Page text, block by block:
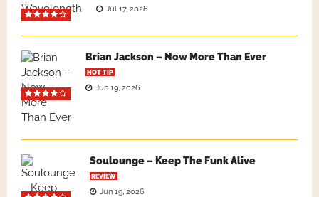
Jul 17, 2026
Brian Jackson – Now More Than Ever
HOT TIP
Jun 19, 2026
Soulounge – Keep The Funk Alive
REVIEW
Jun 19, 2026